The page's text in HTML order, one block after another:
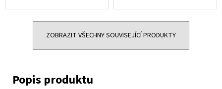
ZOBRAZIT VŠECHNY SOUVISEJÍCÍ PRODUKTY